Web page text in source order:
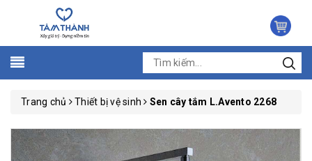
Trang chủ Thiết bị vệ sinh Sen cây tắm L.Avento 2268